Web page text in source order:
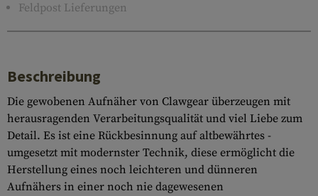
Feldpost Lieferungen
Beschreibung
Die gewobenen Aufnäher von Clawgear überzeugen mit
herausragenden Verarbeitungsqualität und viel Liebe zum
Detail. Es ist eine Rückbesinnung auf altbewährtes -
umgesetzt mit modernster Technik, diese ermöglicht die
Herstellung eines noch leichteren und dünneren
Aufnähers in einer noch nie dagewesenen